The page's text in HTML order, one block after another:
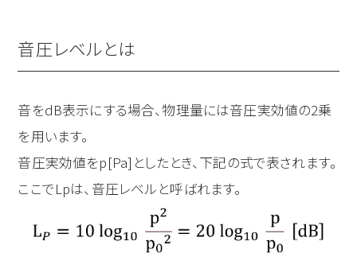
音圧レベルとは
音をdB表示にする場合、物理量には音圧実効値の2乗
を用います。
音圧実効値をp[Pa]としたとき、下記の式で表されます。
ここでLpは、音圧レベルと呼ばれます。